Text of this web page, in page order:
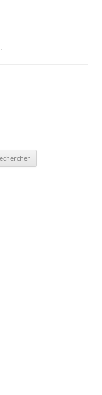
.